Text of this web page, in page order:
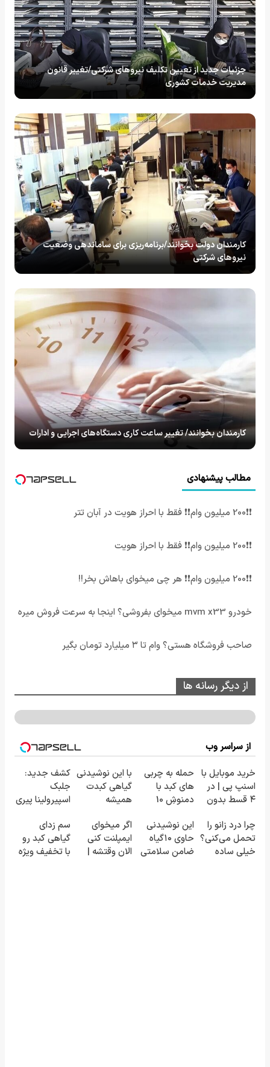
جزئیات جدید از تعیین تکلیف نیروهای شرکتی/تغییر قانون
مدیریت خدمات کشوری
کارمندان دولت بخوانند/برنامه‌ریزی برای ساماندهی وضعیت
نیروهای شرکتی
کارمندان بخوانند/ تغییر ساعت کاری دستگاه‌های اجرایی و ادارات
مطالب پیشنهادی
❗❗200 میلیون وام❗❗ فقط با احراز هویت در آبان تتر
❗❗200 میلیون وام❗❗ فقط با احراز هویت
❗❗200 میلیون وام❗❗ هر چی میخوای باهاش بخر!!
خودرو mvm x33 میخوای بفروشی؟ اینجا به سرعت فروش میره
صاحب فروشگاه هستی؟ وام تا ۳ میلیارد تومان بگیر
از دیگر رسانه ها
از سراسر وب
خرید موبایل با
اسنپ پی | در
۴ قسط بدون
حمله به چربی
های کبد با
دمنوشِ 10
امشب)
با این نوشیدنی
گیاهی کبدت
همیشه
کشف جدید:
جلبک
اسپیرولینا پیری
کند50%تخفیف
چرا درد زانو را
تحمل می‌کنی؟
خیلی ساده
این نوشیدنی
حاوی ۱۰گیاه
ضامن سلامتی
اگر میخوای
ایمپلنت کنی
الان وقتشه |
سم زدای
گیاهی کبد رو
با تخفیف ویژه